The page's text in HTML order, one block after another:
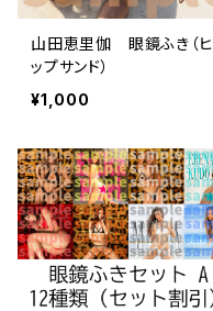
山田恵里伽 眼鏡ふき（ヒ
ップサンド）
¥1,000